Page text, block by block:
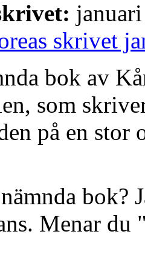
skrivet
bok av
som
på en
bok?
Menar